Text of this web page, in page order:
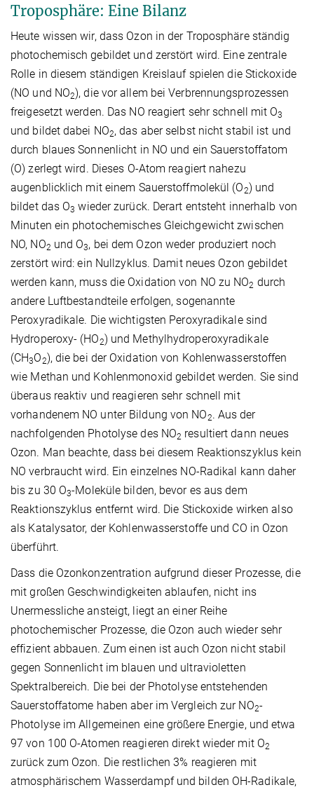
Troposphäre: Eine Bilanz
Heute wissen wir, dass Ozon in der Troposphäre ständig
photochemisch gebildet und zerstört wird. Eine zentrale
Rolle in diesem ständigen Kreislauf spielen die Stickoxide
(NO und NO2), die vor allem bei Verbrennungsprozessen
freigesetzt werden. Das NO reagiert sehr schnell mit O3
und bildet dabei NO2, das aber selbst nicht stabil ist und
durch blaues Sonnenlicht in NO und ein Sauerstoffatom
(O) zerlegt wird. Dieses O-Atom reagiert nahezu
augenblicklich mit einem Sauerstoffmolekül (O2) und
bildet das O3 wieder zurück. Derart entsteht innerhalb von
Minuten ein photochemisches Gleichgewicht zwischen
NO, NO2 und O3, bei dem Ozon weder produziert noch
zerstört wird: ein Nullzyklus. Damit neues Ozon gebildet
werden kann, muss die Oxidation von NO zu NO2 durch
andere Luftbestandteile erfolgen, sogenannte
Peroxyradikale. Die wichtigsten Peroxyradikale sind
Hydroperoxy- (HO2) und Methylhydroperoxyradikale
(CH3O2), die bei der Oxidation von Kohlenwasserstoffen
wie Methan und Kohlenmonoxid gebildet werden. Sie sind
überaus reaktiv und reagieren sehr schnell mit
vorhandenem NO unter Bildung von NO2. Aus der
nachfolgenden Photolyse des NO2 resultiert dann neues
Ozon. Man beachte, dass bei diesem Reaktionszyklus kein
NO verbraucht wird. Ein einzelnes NO-Radikal kann daher
bis zu 30 O3-Moleküle bilden, bevor es aus dem
Reaktionszyklus entfernt wird. Die Stickoxide wirken also
als Katalysator, der Kohlenwasserstoffe und CO in Ozon
überführt.
Dass die Ozonkonzentration aufgrund dieser Prozesse, die
mit großen Geschwindigkeiten ablaufen, nicht ins
Unermessliche ansteigt, liegt an einer Reihe
photochemischer Prozesse, die Ozon auch wieder sehr
effizient abbauen. Zum einen ist auch Ozon nicht stabil
gegen Sonnenlicht im blauen und ultravioletten
Spektralbereich. Die bei der Photolyse entstehenden
Sauerstoffatome haben aber im Vergleich zur NO2-
Photolyse im Allgemeinen eine größere Energie, und etwa
97 von 100 O-Atomen reagieren direkt wieder mit O2
zurück zum Ozon. Die restlichen 3% reagieren mit
atmosphärischem Wasserdampf und bilden OH-Radikale,